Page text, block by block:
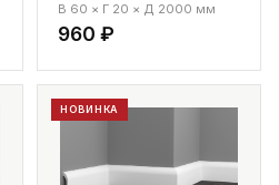
В 60 × Г 20 × Д 2000 мм
960 ₽
НОВИНКА